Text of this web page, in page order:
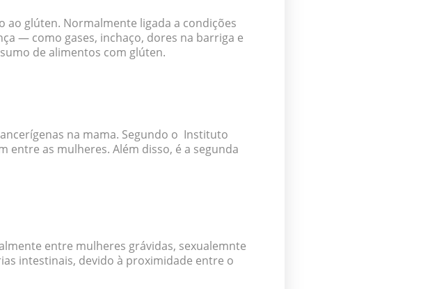
ao glúten. Normalmente ligada a condições
— como gases, inchaço, dores na barriga e
de alimentos com glúten.
na mama. Segundo o Instituto
entre as mulheres. Além disso, é a segunda
entre mulheres grávidas, sexualemnte
intestinais, devido à proximidade entre o